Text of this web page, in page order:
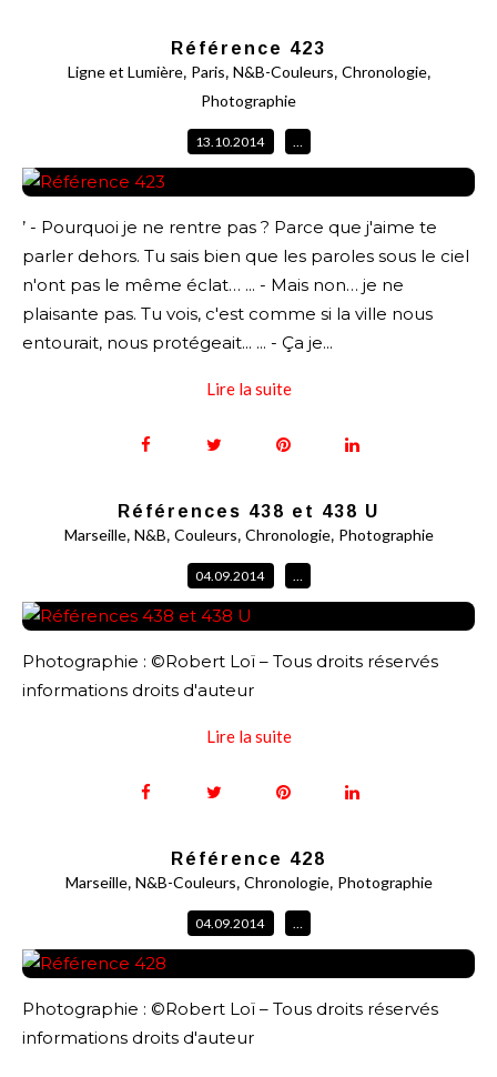
Référence 423
Ligne et Lumière, Paris, N&B-Couleurs, Chronologie,
Photographie
13.10.2014 …
’ - Pourquoi je ne rentre pas ? Parce que j'aime te
parler dehors. Tu sais bien que les paroles sous le ciel
n'ont pas le même éclat… ... - Mais non… je ne
plaisante pas. Tu vois, c'est comme si la ville nous
entourait, nous protégeait... ... - Ça je...
Lire la suite
Références 438 et 438 U
Marseille, N&B, Couleurs, Chronologie, Photographie
04.09.2014 …
Photographie : ©Robert Loï – Tous droits réservés
informations droits d'auteur
Lire la suite
Référence 428
Marseille, N&B-Couleurs, Chronologie, Photographie
04.09.2014 …
Photographie : ©Robert Loï – Tous droits réservés
informations droits d'auteur